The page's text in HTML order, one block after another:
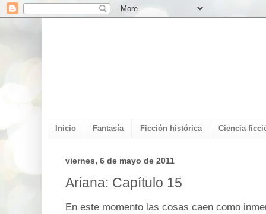
Inicio Fantasía Ficción histórica Ciencia
viernes, 6 de mayo de 2011
Ariana: Capítulo 15
En este momento las cosas caen como